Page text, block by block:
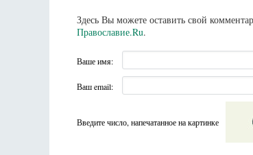
Здесь Вы можете оставить свой
Православие.Ru.
Ваше имя:
Ваш email:
Введите число, напечатанное на картинке